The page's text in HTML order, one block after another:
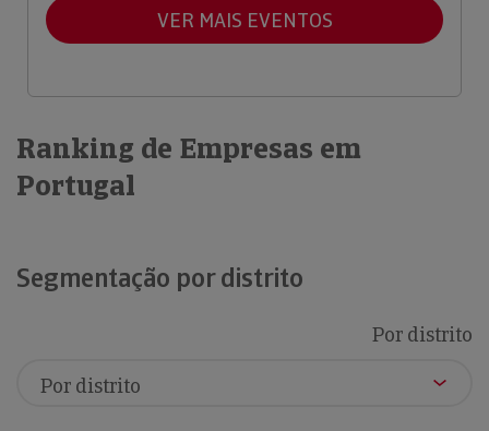
VER MAIS EVENTOS
Ranking de Empresas em
Portugal
Segmentação por distrito
Por distrito